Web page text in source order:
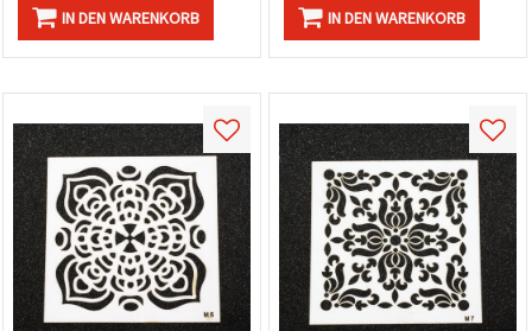
IN DEN WARENKORB IN DEN WARENKORB